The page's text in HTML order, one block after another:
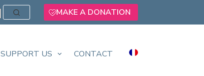
MAKE A DONATION
SUPPORT US CONTACT